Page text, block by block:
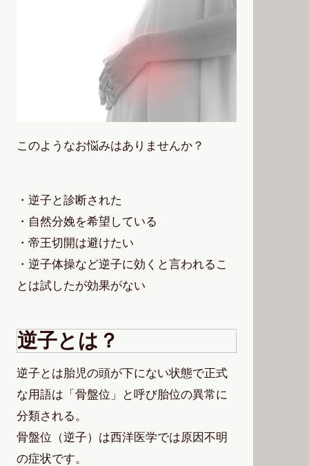
このようなお悩みはありませんか？
・逆子と診断された
・自然分娩を希望している
・帝王切開は避けたい
・逆子体操など逆子に効くと言われるこ
とは試したが効果がない
逆子とは？
逆子とは胎児の頭が下にない状態で正式
な用語は「骨盤位」と呼び胎位の異常に
分類される。
骨盤位（逆子）は西洋医学では原因不明
の症状です。